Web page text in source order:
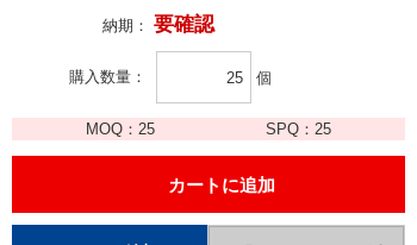
納期： 要確認
購入数量 個
MOQ： 25 SPQ：25